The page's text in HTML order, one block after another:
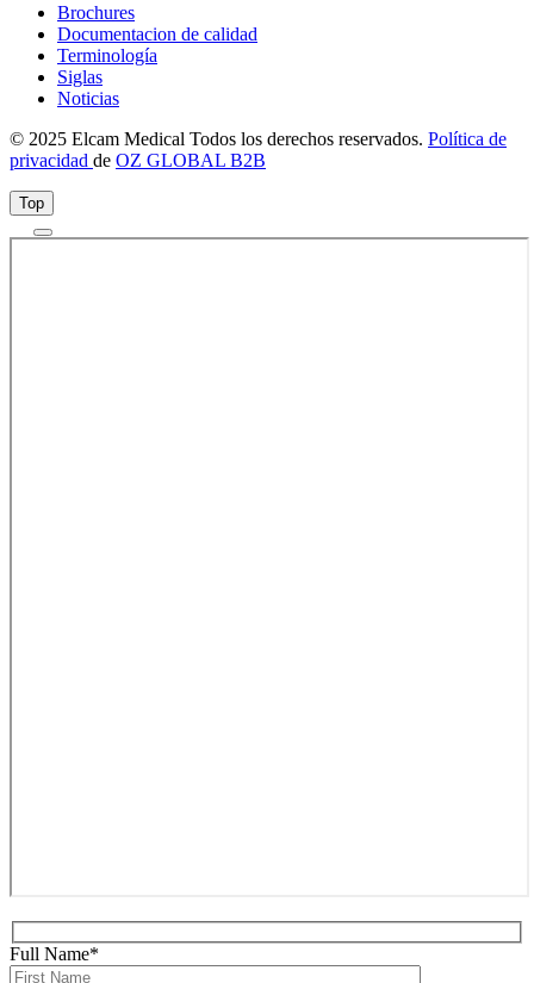
Brochures
Documentacion de calidad
Terminología
Siglas
Noticias
© 2025 Elcam Medical Todos los derechos reservados. Política de
privacidad de OZ GLOBAL B2B
Top
Full Name*